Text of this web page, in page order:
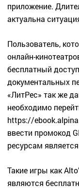
приложение.
актуальна
Пользователь,
онлайн-
бесплатный
документальных
«ЛитРес» так же
необходимо
https://
ввести промокод
ресурсам
Такие игры как
являются